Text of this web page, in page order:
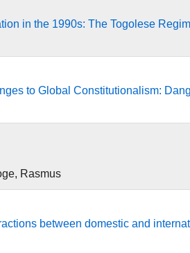
in the 1990s: The Togolese
to Global Constitutionalism:
Rasmus
between domestic and